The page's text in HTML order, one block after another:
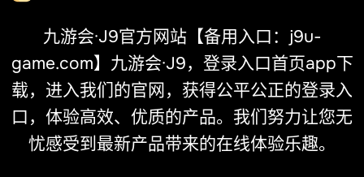
九游会·J9官方网站【备用入口：j9u-
game.com】九游会·J9，登录入口首页app下
载，进入我们的官网，获得公平公正的登录入
口，体验高效、优质的产品。我们努力让您无
忧感受到最新产品带来的在线体验乐趣。